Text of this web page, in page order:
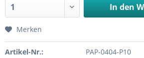
In den
Merken
Artikel-Nr.: PAP-0404-P10